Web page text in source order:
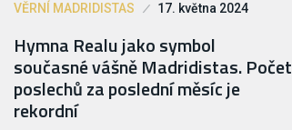
VĚRNÍ MADRIDISTAS 17. května 2024
Hymna Realu jako symbol
současné vášně Madridistas. Počet
poslechů za poslední měsíc je
rekordní